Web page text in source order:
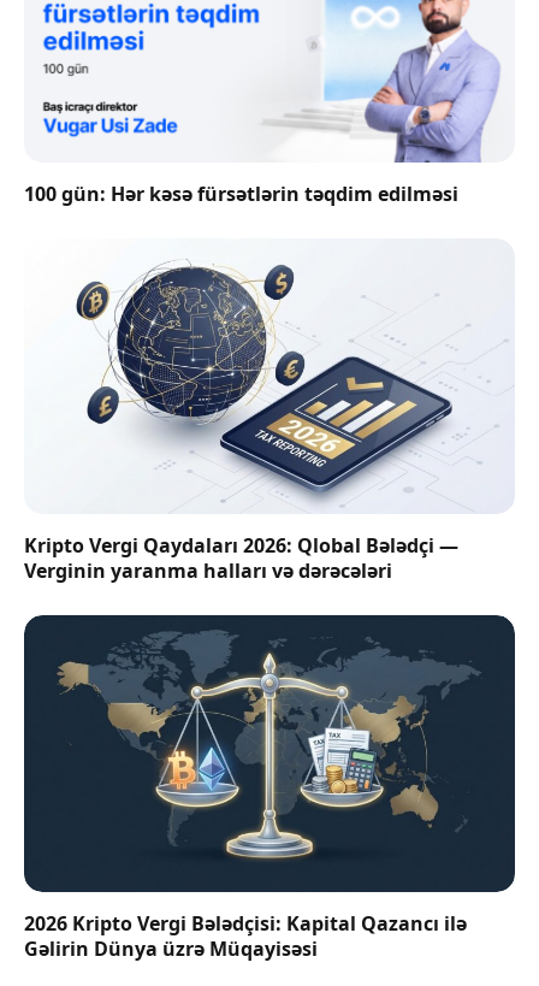
100 gün: Hər kəsə fürsətlərin təqdim edilməsi
Kripto Vergi Qaydaları 2026: Qlobal Bələdçi —
Verginin yaranma halları və dərəcələri
2026 Kripto Vergi Bələdçisi: Kapital Qazancı ilə
Gəlirin Dünya üzrə Müqayisəsi